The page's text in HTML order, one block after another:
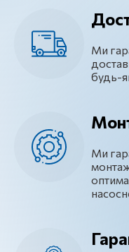
Ми
будь-
Ми